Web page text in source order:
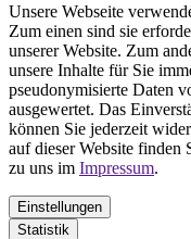
Unsere Webseite
Zum einen sind sie
unserer Website. Zum
unsere Inhalte für Sie
pseudonymisierte Daten
ausgewertet. Das
können Sie jederzeit
auf dieser Website finden
zu uns im Impressum.
Einstellungen
Statistik